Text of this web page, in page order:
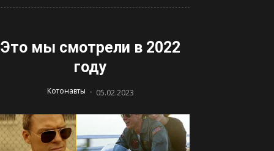
Это мы смотрели в 2022
году
Котонавты - 05.02.2023